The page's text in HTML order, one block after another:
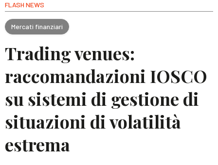
FLASH NEWS
Mercati finanziari
Trading venues:
raccomandazioni IOSCO
su sistemi di gestione di
situazioni di volatilità
estrema